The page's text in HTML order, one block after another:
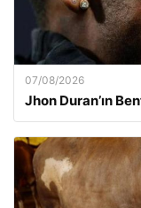
07/08/2026
Jhon Duran’ın